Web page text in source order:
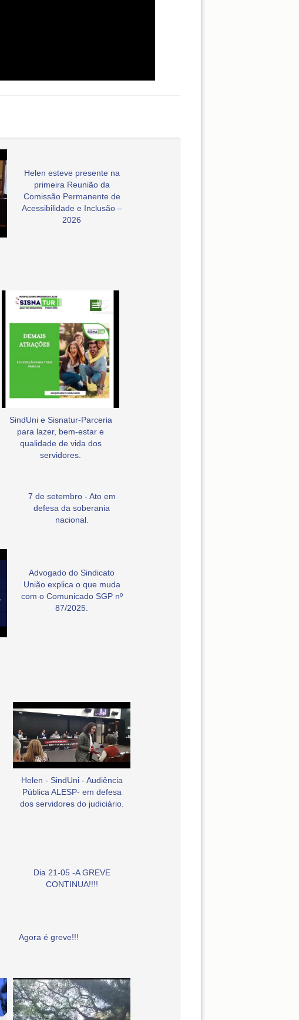
Helen esteve presente na
primeira Reunião da
Comissão Permanente de
Acessibilidade e Inclusão –
2026
SindUni e Sisnatur-Parceria
para lazer, bem-estar e
qualidade de vida dos
servidores.
7 de setembro - Ato em
defesa da soberania
nacional.
Advogado do Sindicato
União explica o que muda
com o Comunicado SGP nº
87/2025.
Helen - SindUni - Audiência
Pública ALESP- em defesa
dos servidores do judiciário.
Dia 21-05 -A GREVE
CONTINUA!!!!
Agora é greve!!!